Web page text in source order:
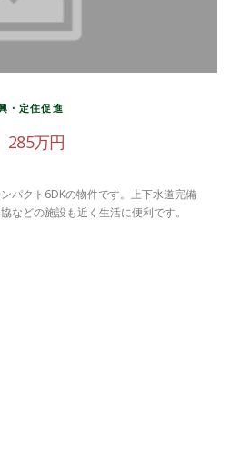
・定住促進
285万円
パクト6DKの物件です。上下水道完備
などの施設も近く生活に便利です。